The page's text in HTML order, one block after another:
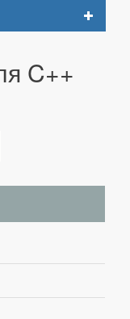
Toggle
C++